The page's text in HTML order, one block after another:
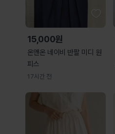
15,000원
온앤온 네이비 반팔 미디 원
피스
17시간 전